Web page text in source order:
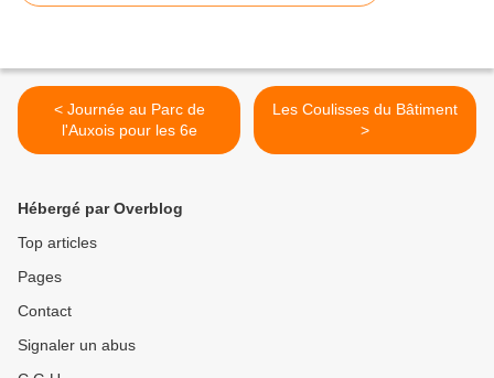
< Journée au Parc de
l'Auxois pour les 6e
Les Coulisses du Bâtiment
>
Hébergé par Overblog
Top articles
Pages
Contact
Signaler un abus